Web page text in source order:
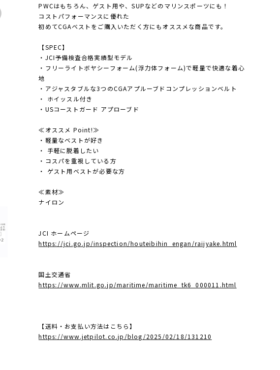
PWCはもちろん、ゲスト用や、SUPなどのマリンスポーツにも！
コストパフォーマンスに優れた
初めてCGAベストをご購入いただく方にもオススメな商品です。
【SPEC】
・JCI予備検査合格実績型モデル
・フリーライトボヤシーフォーム(浮力体フォーム)で軽量で快適な着心
地
・アジャスタブルな3つのCGAアプルーブドコンプレッションベルト
・ ホイッスル付き
・USコーストガード アプローブド
≪オススメ Point!≫
・軽量なベストが好き
・ 手軽に脱着したい
・コスパを重視している方
・ ゲスト用ベストが必要な方
≪素材≫
ナイロン
JCI ホームページ
https://jci.go.jp/inspection/houteibihin_engan/raijyake.html
国土交通省
https://www.mlit.go.jp/maritime/maritime_tk6_000011.html
【送料・お支払い方法はこちら】
https://www.jetpilot.co.jp/blog/2025/02/18/131210